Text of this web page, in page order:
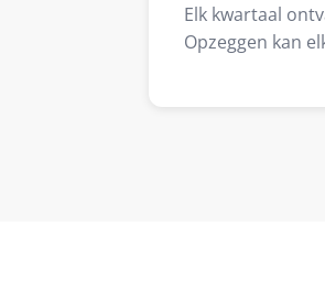
Elk kwartaal
Opzeggen kan